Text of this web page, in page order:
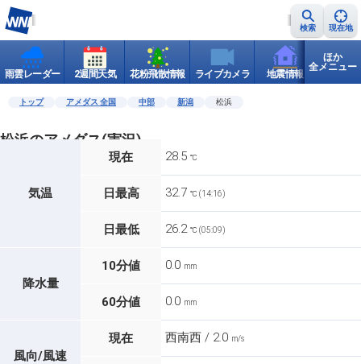
検索 現在地
雨雲レーダー 2週間天気 花粉飛散情報 ライブカメラ 地震情報 世界天
ほか
全メニュー
トップ アメダス 全国 中部 新潟 松浜
松浜のアメダス(実況)
気温
現在 28.5 ℃
日最高 32.7 ℃ (14:16)
日最低 26.2 ℃ (05:09)
降水量
10分値 0.0 mm
60分値 0.0 mm
風向/風速
現在 西南西 / 2.0 m/s